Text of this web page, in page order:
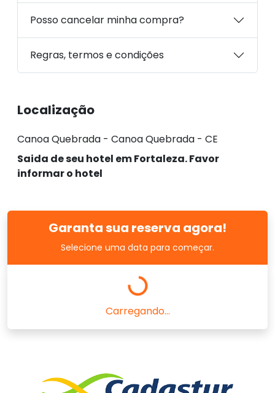
Posso cancelar minha compra?
Regras, termos e condições
Localização
Canoa Quebrada - Canoa Quebrada - CE
Saida de seu hotel em Fortaleza. Favor
informar o hotel
Garanta sua reserva agora!
Selecione uma data para começar.
Carregando...